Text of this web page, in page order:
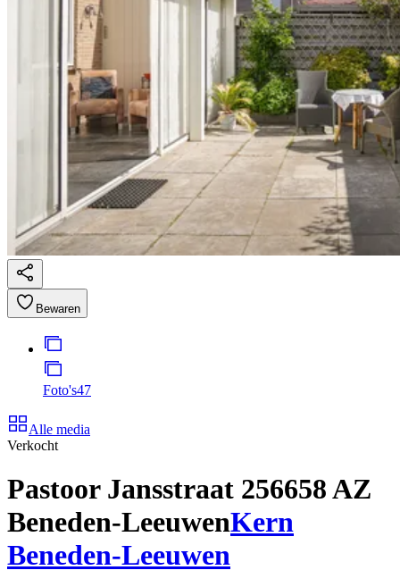
Bewaren
Foto's47
Alle media
Verkocht
Pastoor Jansstraat 256658 AZ
Beneden-LeeuwenKern
Beneden-Leeuwen